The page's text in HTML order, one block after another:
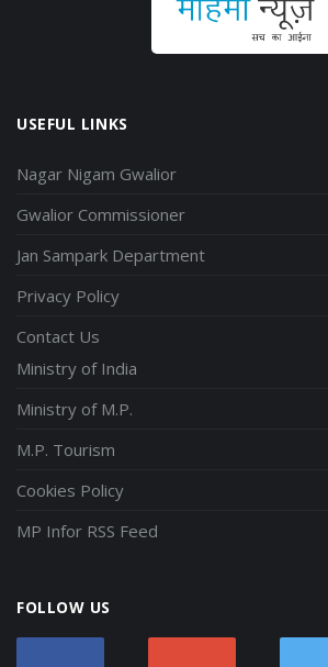
USEFUL LINKS
Nagar Nigam Gwalior
Gwalior Commissioner
Jan Sampark Department
Privacy Policy
Contact Us
Ministry of India
Ministry of M.P.
M.P. Tourism
Cookies Policy
MP Infor RSS Feed
FOLLOW US